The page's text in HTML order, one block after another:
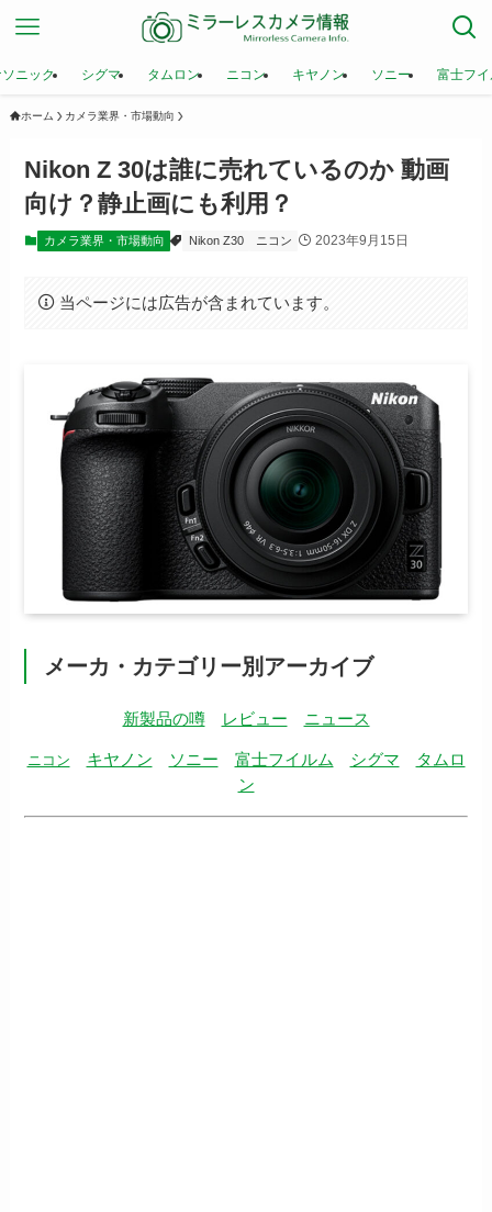
ニック シグマ タムロン ニコン キヤノン ソニー 富士フ
ホーム カメラ業界・市場動向
Nikon Z 30は誰に売れているのか 動画
向け？静止画にも利用？
カメラ業界・市場動向 Nikon Z30 ニコン 2023年9月15日
当ページには広告が含まれています。
メーカ・カテゴリー別アーカイブ
新製品の噂 レビュー ニュース
ニコン キヤノン ソニー 富士フイルム シグマ
タムロ
ン